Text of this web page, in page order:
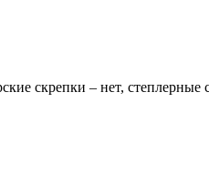
скрепки – нет,